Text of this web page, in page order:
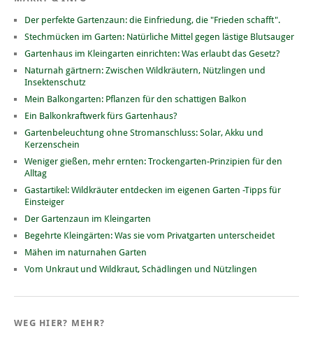
Der perfekte Gartenzaun: die Einfriedung, die "Frieden schafft".
Stechmücken im Garten: Natürliche Mittel gegen lästige Blutsauger
Gartenhaus im Kleingarten einrichten: Was erlaubt das Gesetz?
Naturnah gärtnern: Zwischen Wildkräutern, Nützlingen und
Insektenschutz
Mein Balkongarten: Pflanzen für den schattigen Balkon
Ein Balkonkraftwerk fürs Gartenhaus?
Gartenbeleuchtung ohne Stromanschluss: Solar, Akku und
Kerzenschein
Weniger gießen, mehr ernten: Trockengarten-Prinzipien für den
Alltag
Gastartikel: Wildkräuter entdecken im eigenen Garten -Tipps für
Einsteiger
Der Gartenzaun im Kleingarten
Begehrte Kleingärten: Was sie vom Privatgarten unterscheidet
Mähen im naturnahen Garten
Vom Unkraut und Wildkraut, Schädlingen und Nützlingen
WEG HIER? MEHR?